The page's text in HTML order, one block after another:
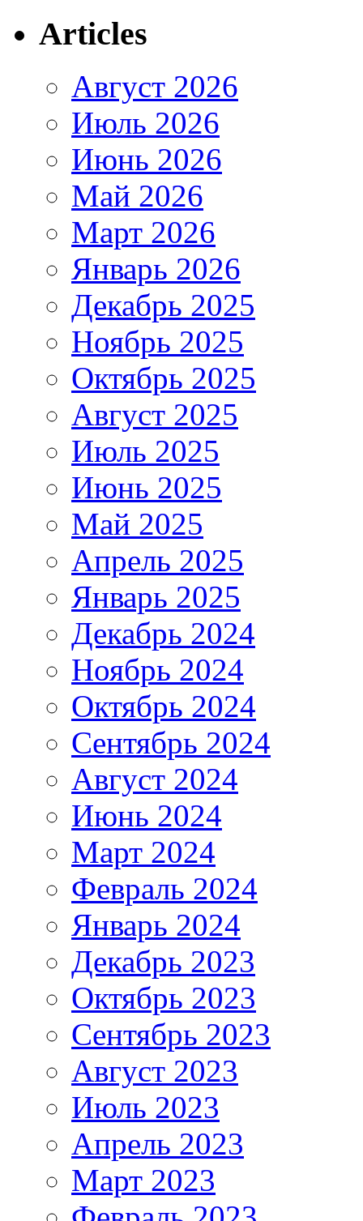
Articles
Август 2026
Июль 2026
Июнь 2026
Май 2026
Март 2026
Январь 2026
Декабрь 2025
Ноябрь 2025
Октябрь 2025
Август 2025
Июль 2025
Июнь 2025
Май 2025
Апрель 2025
Январь 2025
Декабрь 2024
Ноябрь 2024
Октябрь 2024
Сентябрь 2024
Август 2024
Июнь 2024
Март 2024
Февраль 2024
Январь 2024
Декабрь 2023
Октябрь 2023
Сентябрь 2023
Август 2023
Июль 2023
Апрель 2023
Март 2023